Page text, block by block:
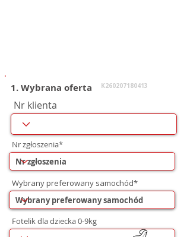
1. Wybrana oferta K260207180413
Nr klienta
Nr zgłoszenia*
Wybrany preferowany samochód*
Fotelik dla dziecka 0-9kg